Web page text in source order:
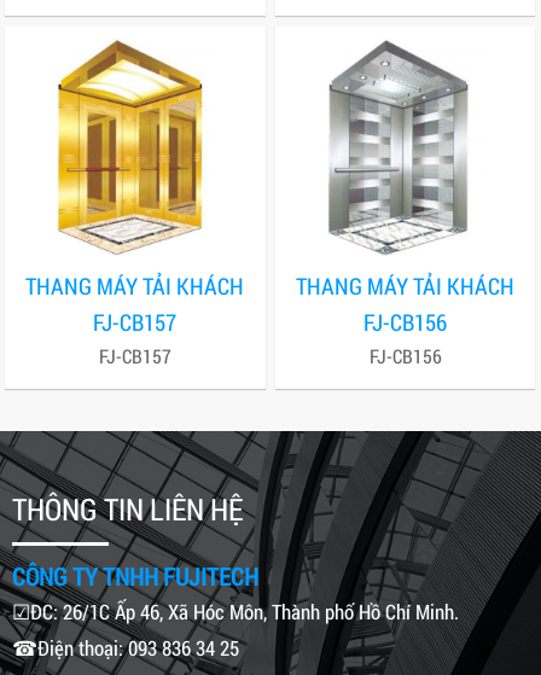
THANG MÁY TẢI KHÁCH
FJ-CB157
FJ-CB157
THANG MÁY TẢI KHÁCH
FJ-CB156
FJ-CB156
THÔNG TIN LIÊN HỆ
CÔNG TY TNHH FUJITECH
☑ĐC: 26/1C Ấp 46, Xã Hóc Môn, Thành phố Hồ Chí Minh.
☎Điện thoại: 093 836 34 25